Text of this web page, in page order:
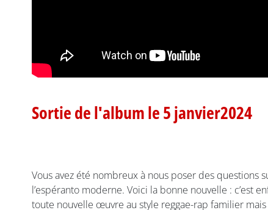
Sortie de l'album le 5 janvier2024
Vous avez été nombreux à nous poser des questions
l’espéranto moderne. Voici la bonne nouvelle : c’est
toute nouvelle œuvre au style reggae-rap familier